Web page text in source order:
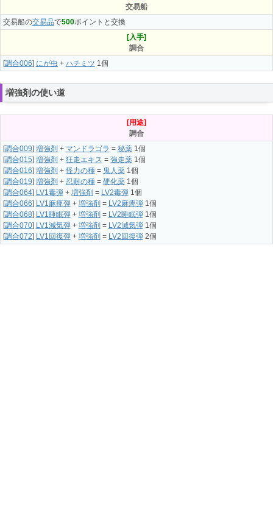
交易船
交易船の交易品で500ポイントと交換
[入手]
調合
[調合006] にが虫 + ハチミツ 1個
増強剤の使い道
[用途]
調合
[調合009] 増強剤 + マンドラゴラ = 秘薬1個
[調合015] 増強剤 + 狂走エキス = 強走薬1個
[調合016] 増強剤 +怪力の種= 鬼人薬1個
[調合019] 増強剤 + 忍耐の種= 硬化薬1個
[調合064] LV1毒弾+ 増強剤 = LV2毒弾1個
[調合066] LV1麻痺弾+ 増強剤 = LV2麻痺弾1個
[調合068] LV1睡眠弾+ 増強剤 = LV2睡眠弾1個
[調合070] LV1減気弾+ 増強剤 = LV2減気弾1個
[調合072] LV1回復弾+ 増強剤 = LV2回復弾2個